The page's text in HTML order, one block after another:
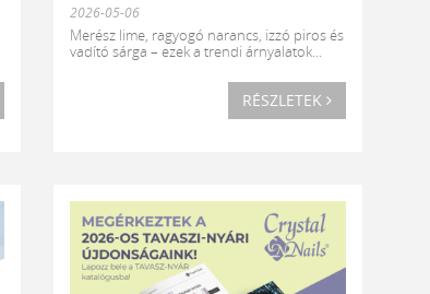
2026-05-06
Merész lime, ragyogó narancs, izzó piros és
vadító sárga – ezek a trendi árnyalatok...
RÉSZLETEK